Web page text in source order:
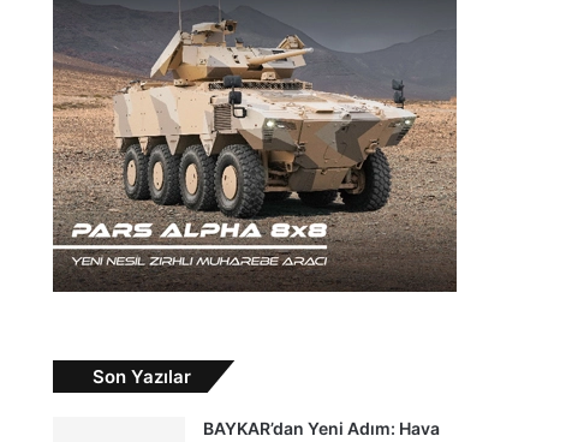
Son Yazılar
BAYKAR’dan Yeni Adım: Hava